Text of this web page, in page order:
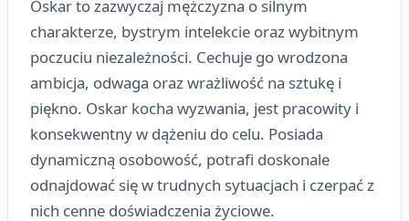
Oskar to zazwyczaj mężczyzna o silnym
charakterze, bystrym intelekcie oraz wybitnym
poczuciu niezależności. Cechuje go wrodzona
ambicja, odwaga oraz wrażliwość na sztukę i
piękno. Oskar kocha wyzwania, jest pracowity i
konsekwentny w dążeniu do celu. Posiada
dynamiczną osobowość, potrafi doskonale
odnajdować się w trudnych sytuacjach i czerpać z
nich cenne doświadczenia życiowe.